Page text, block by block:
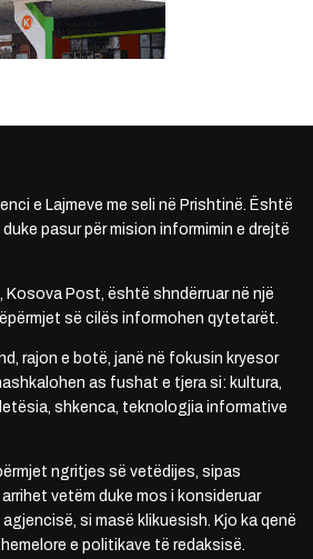
e Lajmeve me seli në Prishtinë. Është
pasur për mision informimin e drejtë
Kosova Post, është shndërruar në një
së cilës informohen qytetarët.
rajon e botë, janë në fokusin kryesor
as fushat e tjera si: kultura,
shkenca, teknologjia informative
ngritjes së vetëdijes, sipas
vetëm duke mos i konsideruar
si masë klikuesish. Kjo ka qenë
e politikave të redaksisë.